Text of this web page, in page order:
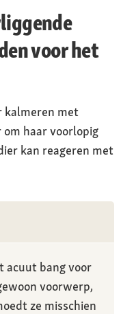
voor het
kalmeren met
haar voorlopig
kan reageren met
acuut bang voor
voorwerp,
ze misschien